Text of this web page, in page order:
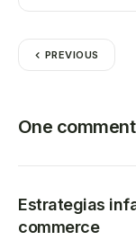
PREVIOUS
One comment
Estrategias
commerce